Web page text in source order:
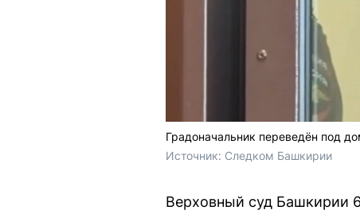
Градоначальник переведён под
Источник: Следком Башкирии
Верховный суд Башкирии